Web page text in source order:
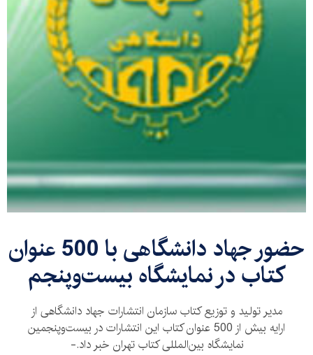
حضور جهاد دانشگاهی با 500 عنوان
کتاب در نمایشگاه بیست‌وپنجم
مدیر تولید و توزیع كتاب سازمان انتشارات جهاد دانشگاهی از
ارايه بیش از 500 عنوان کتاب اين انتشارات در بیست‌وپنجمین
نمایشگاه بین‌المللی کتاب تهران خبر داد.-